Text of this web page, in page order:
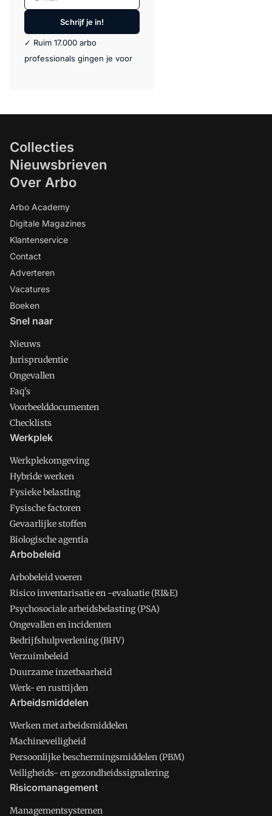
Schrijf je in!
✓ Ruim 17.000 arbo
professionals gingen je voor
Collecties
Nieuwsbrieven
Over Arbo
Arbo Academy
Digitale Magazines
Klantenservice
Contact
Adverteren
Vacatures
Boeken
Snel naar
Nieuws
Jurisprudentie
Ongevallen
Faq's
Voorbeelddocumenten
Checklists
Werkplek
Werkplekomgeving
Hybride werken
Fysieke belasting
Fysische factoren
Gevaarlijke stoffen
Biologische agentia
Arbobeleid
Arbobeleid voeren
Risico inventarisatie en -evaluatie (RI&E)
Psychosociale arbeidsbelasting (PSA)
Ongevallen en incidenten
Bedrijfshulpverlening (BHV)
Verzuimbeleid
Duurzame inzetbaarheid
Werk- en rusttijden
Arbeidsmiddelen
Werken met arbeidsmiddelen
Machineveiligheid
Persoonlijke beschermingsmiddelen (PBM)
Veiligheids- en gezondheidssignalering
Risicomanagement
Managementsystemen